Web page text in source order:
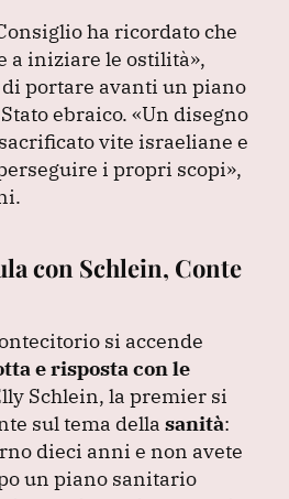
ha ricordato che
a iniziare le ostilità»,
di portare avanti un piano
ebraico. «Un disegno
vite israeliane e
i propri scopi»,
con Schlein, Conte
si accende
e risposta con le
Schlein, la premier si
sul tema della sanità:
dieci anni e non avete
un piano sanitario